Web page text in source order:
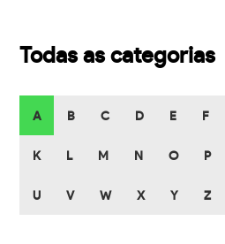
Todas as categorias
A B C D E F
K L M N O P
U V W X Y Z